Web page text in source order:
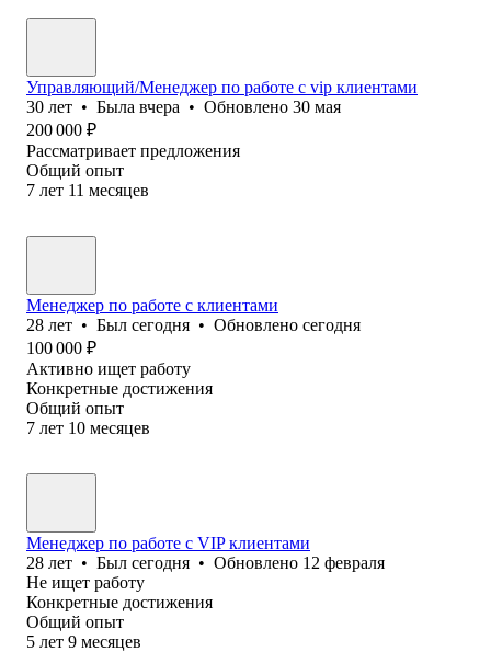
Управляющий/Менеджер по работе с vip клиентами
30 лет • Была вчера • Обновлено 30 мая
200 000 ₽
Рассматривает предложения
Общий опыт
7 лет 11 месяцев
Менеджер по работе с клиентами
28 лет • Был сегодня • Обновлено сегодня
100 000 ₽
Активно ищет работу
Конкретные достижения
Общий опыт
7 лет 10 месяцев
Менеджер по работе с VIP клиентами
28 лет • Был сегодня • Обновлено 12 февраля
Не ищет работу
Конкретные достижения
Общий опыт
5 лет 9 месяцев